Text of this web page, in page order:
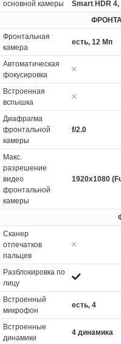
основной камеры
Smart HDR
Фронтальная
камера
есть, 12 Мп
Автоматическая
фокусировка
Встроенная
вспышка
Диафрагма
фронтальной
камеры
f/2.0
Макс.
разрешение
видео
фронтальной
камеры
1920x1080
Сканер
отпечатков
пальцев
Разблокировка по
лицу
Встроенный
микрофон
есть, 4
Встроенные
динамики
4 динамика